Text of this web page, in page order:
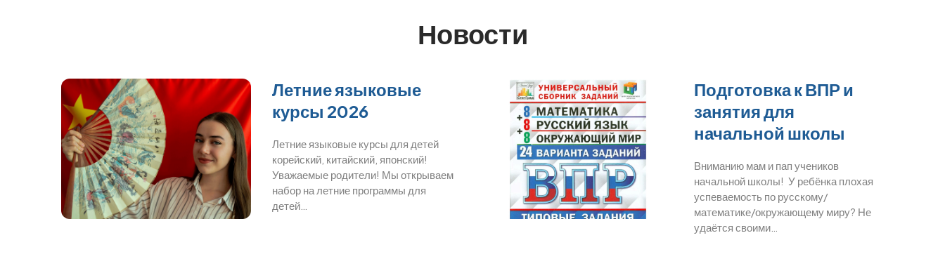
Новости
Летние языковые
курсы 2026
Летние языковые курсы для детей
корейский, китайский, японский!
Уважаемые родители! Мы открываем
набор на летние программы для
детей…
Подготовка к ВПР и
занятия для
начальной школы
Вниманию мам и пап учеников
начальной школы! У ребёнка плохая
успеваемость по русскому/
математике/окружающему миру? Не
удаётся своими…